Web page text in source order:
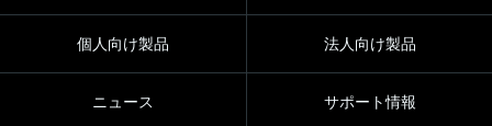
個人向け製品 法人向け製品
ニュース サポート情報